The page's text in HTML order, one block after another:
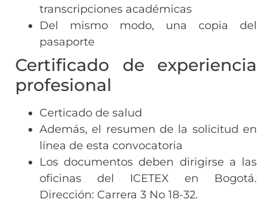
transcripciones académicas
Del mismo modo, una copia del
pasaporte
Certificado de experiencia
profesional
Certicado de salud
Además, el resumen de la solicitud en
línea de esta convocatoria
Los documentos deben dirigirse a las
oficinas del ICETEX en Bogotá.
Dirección: Carrera 3 No 18-32.